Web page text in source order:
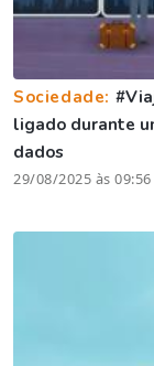
Sociedade:
ligado durante
dados
29/08/2025 às 09:56